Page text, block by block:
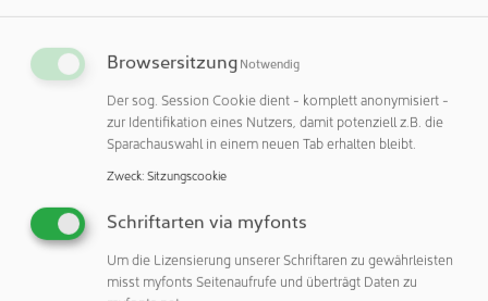
Betrieben wird der MMP im Kleinspannungsbereich;
Ausgangssignal kann von allen gängigen Steuerungen
verarbeitet werden.
Der MMP verfügt nicht nur über eine gute Auflösung,
und hat mit bis zu 50 Mio. Zyklen eine sehr hohe
Lebensdauer. Und genau diese Vorteile machen ihn zum
idealen Sensor für hochwertige, schnelle Maschinen: Eine
präzise und zuverlässige Regelung wird so erst möglich.
Browsersitzung Notwendig
Der sog. Session Cookie dient - komplett anonymisiert -
zur Identifikation eines Nutzers, damit potenziell z.B. die
Sparachauswahl in einem neuen Tab erhalten bleibt.
Zweck: Sitzungscookie
Schriftarten via myfonts
Um die Lizensierung unserer Schriftaren zu gewährleisten
misst myfonts Seitenaufrufe und überträgt Daten zu